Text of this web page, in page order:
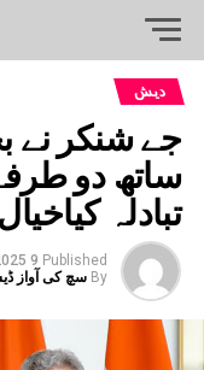
دیش
جے شنکر نے
ساتھ دو
تبادلہ کیاخیال
Published
9 months ago
By سچ کی آواز